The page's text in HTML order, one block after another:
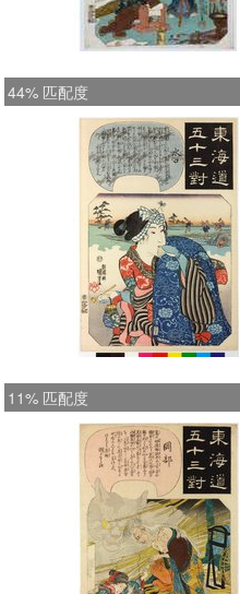
44% 匹配度
11% 匹配度